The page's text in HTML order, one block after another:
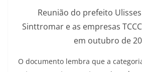
Reunião do prefeito
Sinttromar e as empresas
em outubro de
O documento lembra que a